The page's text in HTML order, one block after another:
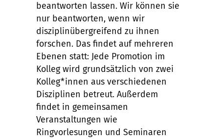
beantworten lassen. Wir können sie
nur beantworten, wenn wir
disziplinübergreifend zu ihnen
forschen. Das findet auf mehreren
Ebenen statt: Jede Promotion im
Kolleg wird grundsätzlich von zwei
Kolleg*innen aus verschiedenen
Disziplinen betreut. Außerdem
findet in gemeinsamen
Veranstaltungen wie
Ringvorlesungen und Seminaren